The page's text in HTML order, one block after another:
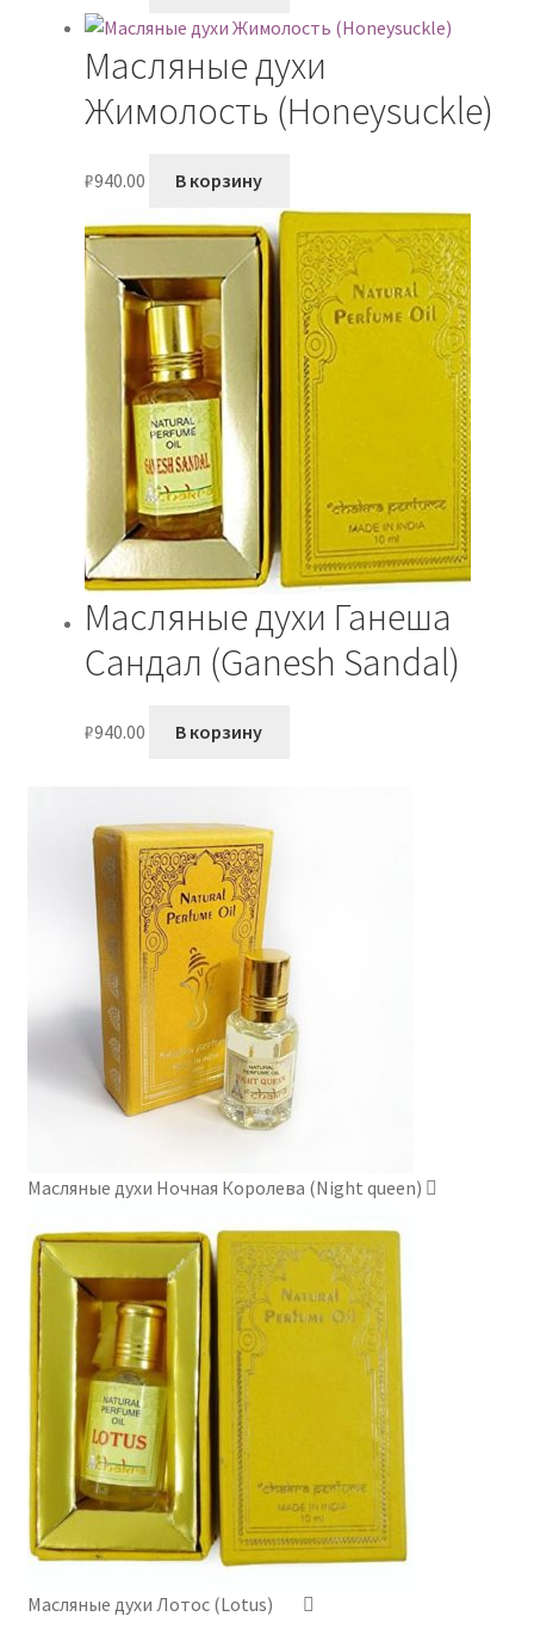
Масляные духи
Жимолость (Honeysuckle)
₽940.00 В корзину
Масляные духи Ганеша
Сандал (Ganesh Sandal)
₽940.00 В корзину
Масляные духи Ночная Королева (Night queen)
Масляные духи Лотос (Lotus)